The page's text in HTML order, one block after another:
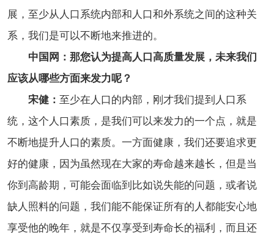
展，至少从人口系统内部和人口和外系统之间的这种关
系，我们是可以不断地来推进的。
中国网：那您认为提高人口高质量发展，未来我们
应该从哪些方面来发力呢？
宋健： 至少在人口的内部，刚才我们提到人口系
统，这个人口素质，是我们可以来发力的一个点，就是
不断地提升人口的素质。一方面健康，我们还要追求更
好的健康，因为虽然现在大家的寿命越来越长，但是当
你到高龄期，可能会面临到比如说失能的问题，或者说
缺人照料的问题，我们能不能保证所有的人都能安心地
享受他的晚年，就是不仅享受到寿命长的福利，而且还